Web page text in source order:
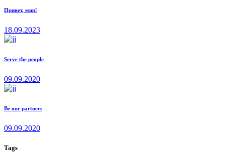
Привет, мир!
18.09.2023
Serve the people
09.09.2020
Be our partners
09.09.2020
Tags